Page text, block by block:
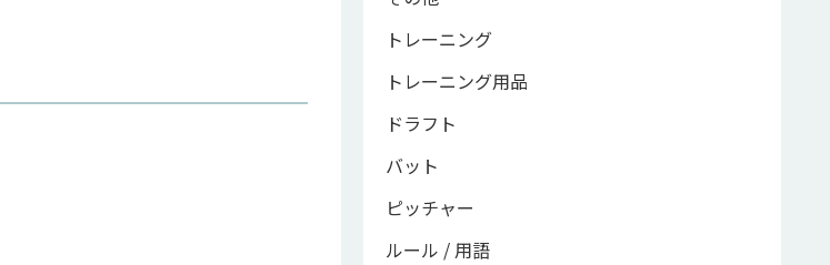
トレーニング
トレーニング用品
ドラフト
バット
ピッチャー
ルール / 用語